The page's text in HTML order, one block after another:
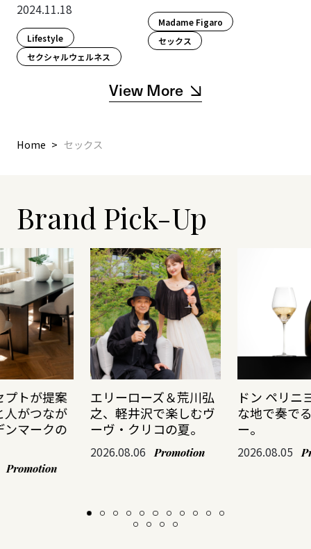
2024.11.18
Lifestyle​
セクシャルウェルネス
Madame Figaro
セックス
View More
Home セックス
Brand Pick-Up
プトが提案
人がつなが
ンマークの
Promotion
エリーローズ＆荒川弘
之、軽井沢で楽しむヴ
ーヴ・クリコの夏。
2026.08.06 Promotion
ドン ペリニ
な地で奏で
ー。
2026.08.05